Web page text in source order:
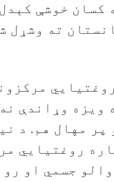
کسان خوشې
ته وشړل
ویزه وړاندې
پر مهال هم. د
روغتیايي
جسمي او